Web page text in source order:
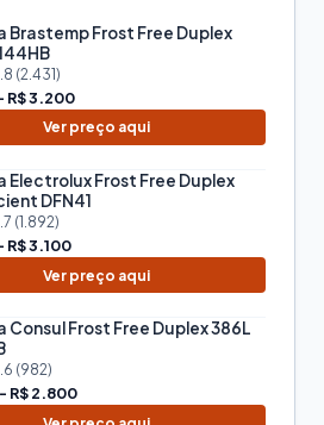
Brastemp Frost Free Duplex
(2.431)
R$ 3.200
Ver preço aqui
Electrolux Frost Free Duplex
DFN41
(1.892)
R$ 3.100
Ver preço aqui
Consul Frost Free Duplex 386L
(982)
R$ 2.800